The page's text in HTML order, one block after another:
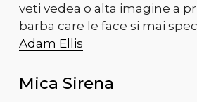
veti vedea o alta imagine a
barba care le face si mai
Adam Ellis
Mica Sirena